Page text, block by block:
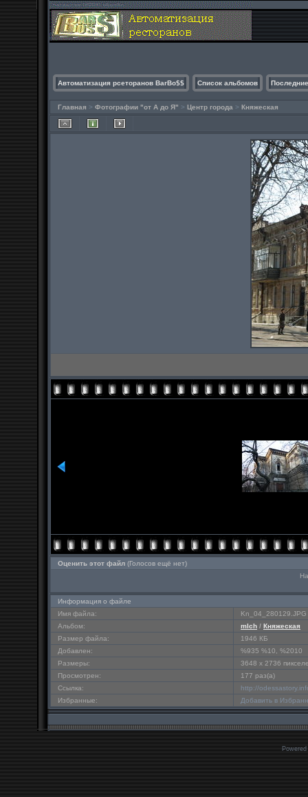
Автоматизация рсеторанов BarBo$$ Список альбомов
Главная > Фотографии "от А до Я" > Центр города > Княжеская
Оценить этот файл (Голосов ещё нет)
Информация о файле
Имя файла:
Kn_04_280129.JPG
Альбом:
mlch / Княжеская
Размер файла:
1946 КБ
Добавлен:
%935 %10, %2010
Размеры:
3648 x 2736
Просмотрен:
177 раз(а)
Ссылка:
http://
Избранные:
Добавить в